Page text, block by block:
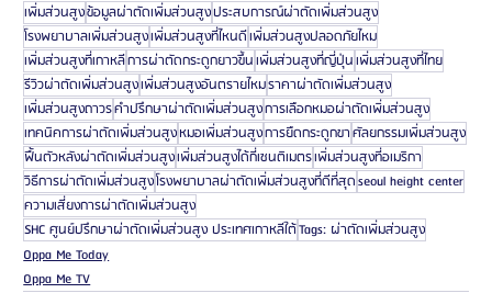
เพิ่มส่วนสูงข้อมูลผ่าตัดเพิ่มส่วนสูงประสบการณ์ผ่าตัดเพิ่มส่วนสูง
โรงพยาบาลเพิ่มส่วนสูงเพิ่มส่วนสูงที่ไหนดีเพิ่มส่วนสูงปลอดภัยไหม
เพิ่มส่วนสูงที่เกาหลีการผ่าตัดกระดูกยาวขึ้นเพิ่มส่วนสูงที่ญี่ปุ่นเพิ่มส่วนสูงที่ไทย
รีวิวผ่าตัดเพิ่มส่วนสูงเพิ่มส่วนสูงอันตรายไหมราคาผ่าตัดเพิ่มส่วนสูง
เพิ่มส่วนสูงถาวรคำปรึกษาผ่าตัดเพิ่มส่วนสูงการเลือกหมอผ่าตัดเพิ่มส่วนสูง
เทคนิคการผ่าตัดเพิ่มส่วนสูงหมอเพิ่มส่วนสูงการยืดกระดูกขาศัลยกรรมเพิ่มส่วนสูง
ฟื้นตัวหลังผ่าตัดเพิ่มส่วนสูงเพิ่มส่วนสูงได้กี่เซนติเมตรเพิ่มส่วนสูงที่อเมริกา
วิธีการผ่าตัดเพิ่มส่วนสูงโรงพยาบาลผ่าตัดเพิ่มส่วนสูงที่ดีที่สุดseoul height center
ความเสี่ยงการผ่าตัดเพิ่มส่วนสูง
SHC ศูนย์ปรึกษาผ่าตัดเพิ่มส่วนสูง ประเทศเกาหลีใต้Tags: ผ่าตัดเพิ่มส่วนสูง
Oppa Me Today
Oppa Me TV